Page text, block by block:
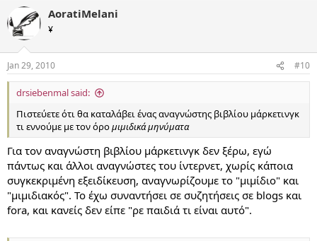
AoratiMelani
¥
Jan 29, 2010 #10
drsiebenmal said:
Πιστεύετε ότι θα καταλάβει ένας αναγνώστης βιβλίου μάρκετινγκ
τι εννούμε με τον όρομιμιδικά μηνύματα
Για τον αναγνώστη βιβλίου μάρκετινγκ δεν ξέρω, εγώ
πάντως και άλλοι αναγνώστες του ίντερνετ, χωρίς κάποια
συγκεκριμένη εξειδίκευση, αναγνωρίζουμε το "μιμίδιο" και
"μιμιδιακός". Το έχω συναντήσει σε συζητήσεις σε blogs και
fora, και κανείς δεν είπε "ρε παιδιά τι είναι αυτό".